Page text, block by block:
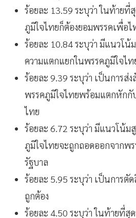
ร้อยละ 13.59 ระบุว่า ในท้ายที่
ภูมิใจไทยก็ต้องยอมพรรคเพื่อไ
ร้อยละ 10.84 ระบุว่า มีแนวโน้
ความแตกแยกในพรรคภูมิใจไท
ร้อยละ 9.39 ระบุว่า เป็นการส่
พรรคภูมิใจไทยพร้อมแตกหักกั
ไทย
ร้อยละ 6.72 ระบุว่า มีแนวโน้ม
ภูมิใจไทยจะถูกถอดออกจากพร
รัฐบาล
ร้อยละ 5.95 ระบุว่า เป็นการตั
ถูกต้อง
ร้อยละ 4.50 ระบุว่า ในท้ายที่สุ